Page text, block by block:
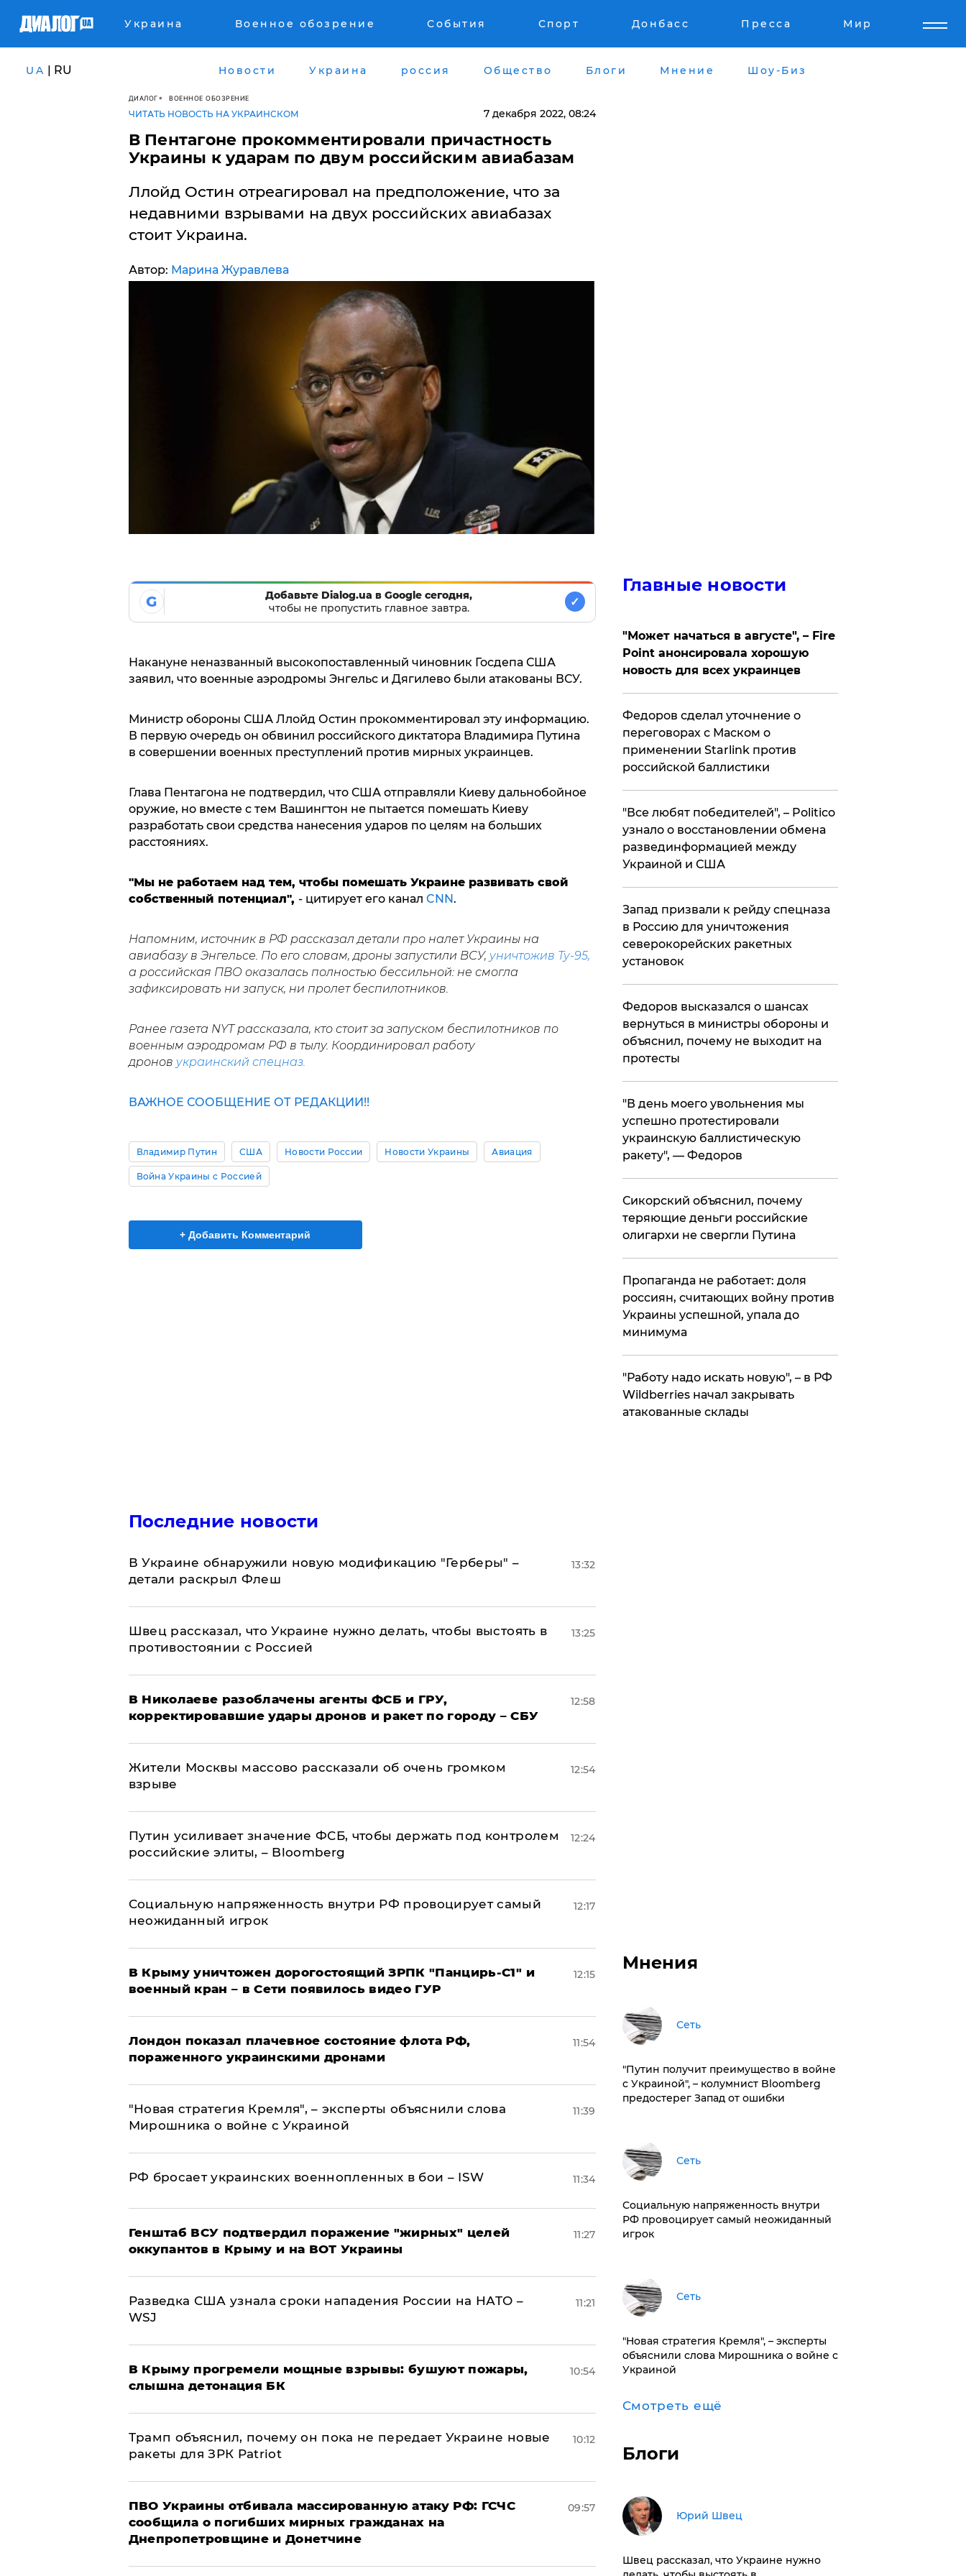
Украина Военное обозрение События Спорт Донбасс Пресса Мир
UA | RU Новости Украина россия Общество Блоги Мнение Шоу-Биз
ДИАЛОГ ВОЕННОЕ ОБОЗРЕНИЕ
ЧИТАТЬ НОВОСТЬ НА УКРАИНСКОМ 7 декабря 2022, 08:24
В Пентагоне прокомментировали причастность
Украины к ударам по двум российским авиабазам
Ллойд Остин отреагировал на предположение, что за
недавними взрывами на двух российских авиабазах
стоит Украина.
Автор: Марина Журавлева
G
Добавьте Dialog.ua в Google сегодня,
чтобы не пропустить главное завтра.
✓
Накануне неназванный высокопоставленный чиновник Госдепа США
заявил, что военные аэродромы Энгельс и Дягилево были атакованы ВСУ.
Министр обороны США Ллойд Остин прокомментировал эту информацию.
В первую очередь он обвинил российского диктатора Владимира Путина
в совершении военных преступлений против мирных украинцев.
Глава Пентагона не подтвердил, что США отправляли Киеву дальнобойное
оружие, но вместе с тем Вашингтон не пытается помешать Киеву
разработать свои средства нанесения ударов по целям на больших
расстояниях.
"Мы не работаем над тем, чтобы помешать Украине развивать свой
собственный потенциал", - цитирует его канал CNN.
Напомним, источник в РФ рассказал детали про налет Украины на
авиабазу в Энгельсе. По его словам, дроны запустили ВСУ, уничтожив Ту-95,
а российская ПВО оказалась полностью бессильной: не смогла
зафиксировать ни запуск, ни пролет беспилотников.
Ранее газета NYT рассказала, кто стоит за запуском беспилотников по
военным аэродромам РФ в тылу. Координировал работу
дронов украинский спецназ.
ВАЖНОЕ СООБЩЕНИЕ ОТ РЕДАКЦИИ!!
Владимир Путин США Новости России Новости Украины Авиация
Война Украины с Россией
+ Добавить Комментарий
Последние новости
В Украине обнаружили новую модификацию "Герберы" –
детали раскрыл Флеш
13:32
Швец рассказал, что Украине нужно делать, чтобы выстоять в
противостоянии с Россией
13:25
В Николаеве разоблачены агенты ФСБ и ГРУ,
корректировавшие удары дронов и ракет по городу – СБУ
12:58
Жители Москвы массово рассказали об очень громком
взрыве
12:54
Путин усиливает значение ФСБ, чтобы держать под контролем
российские элиты, – Bloomberg
12:24
Социальную напряженность внутри РФ провоцирует самый
неожиданный игрок
12:17
В Крыму уничтожен дорогостоящий ЗРПК "Панцирь-С1" и
военный кран – в Сети появилось видео ГУР
12:15
Лондон показал плачевное состояние флота РФ,
пораженного украинскими дронами
11:54
"Новая стратегия Кремля", – эксперты объяснили слова
Мирошника о войне с Украиной
11:39
РФ бросает украинских военнопленных в бои – ISW 11:34
Генштаб ВСУ подтвердил поражение "жирных" целей
оккупантов в Крыму и на ВОТ Украины
11:27
Разведка США узнала сроки нападения России на НАТО –
WSJ
11:21
В Крыму прогремели мощные взрывы: бушуют пожары,
слышна детонация БК
10:54
Трамп объяснил, почему он пока не передает Украине новые
ракеты для ЗРК Patriot
10:12
ПВО Украины отбивала массированную атаку РФ: ГСЧС
сообщила о погибших мирных гражданах на
Днепропетровщине и Донетчине
09:57
Главные новости
"Может начаться в августе", – Fire
Point анонсировала хорошую
новость для всех украинцев
Федоров сделал уточнение о
переговорах с Маском о
применении Starlink против
российской баллистики
​"Все любят победителей", – Politico
узнало о восстановлении обмена
развединформацией между
Украиной и США
Запад призвали к рейду спецназа
в Россию для уничтожения
северокорейских ракетных
установок
Федоров высказался о шансах
вернуться в министры обороны и
объяснил, почему не выходит на
протесты
​"В день моего увольнения мы
успешно протестировали
украинскую баллистическую
ракету", — Федоров
Сикорский объяснил, почему
теряющие деньги российские
олигархи не свергли Путина
​Пропаганда не работает: доля
россиян, считающих войну против
Украины успешной, упала до
минимума
"Работу надо искать новую", – в РФ
Wildberries начал закрывать
атакованные склады
Мнения
Сеть
"Путин получит преимущество в войне
с Украиной", – колумнист Bloomberg
предостерег Запад от ошибки
Сеть
Социальную напряженность внутри
РФ провоцирует самый неожиданный
игрок
Сеть
"Новая стратегия Кремля", – эксперты
объяснили слова Мирошника о войне с
Украиной
Смотреть ещё
Блоги
Юрий Швец
Швец рассказал, что Украине нужно